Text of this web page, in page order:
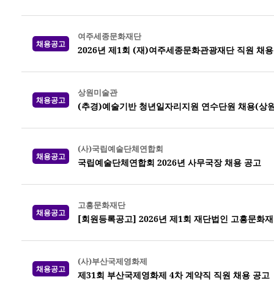
채용공고
여주세종문화재단
2026년 제1회 (재)여주세종문화관광재단 직원 채
채용공고
상원미술관
(추경)예술기반 청년일자리지원 연수단원 채용(상
채용공고
(사)국립예술단체연합회
국립예술단체연합회 2026년 사무국장 채용 공고
채용공고
고흥문화재단
[회원등록공고] 2026년 제1회 재단법인 고흥문화
채용공고
(사)부산국제영화제
제31회 부산국제영화제 4차 계약직 직원 채용 공고